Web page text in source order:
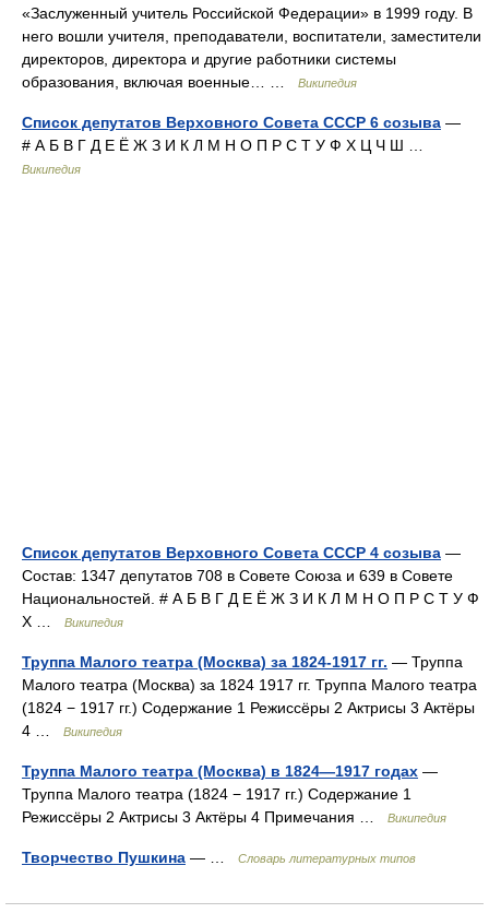
«Заслуженный учитель Российской Федерации» в 1999 году. В
него вошли учителя, преподаватели, воспитатели, заместители
директоров, директора и другие работники системы
образования, включая военные… …
Википедия
Список депутатов Верховного Совета СССР 6 созыва —
# А Б В Г Д Е Ё Ж З И К Л М Н О П Р С Т У Ф Х Ц Ч Ш …
Википедия
Список депутатов Верховного Совета СССР 4 созыва —
Состав: 1347 депутатов 708 в Совете Союза и 639 в Совете
Национальностей. # А Б В Г Д Е Ё Ж З И К Л М Н О П Р С Т У Ф
Х …
Википедия
Труппа Малого театра (Москва) за 1824-1917 гг. — Труппа
Малого театра (Москва) за 1824 1917 гг. Труппа Малого театра
(1824 − 1917 гг.) Содержание 1 Режиссёры 2 Актрисы 3 Актёры
4 …
Википедия
Труппа Малого театра (Москва) в 1824—1917 годах —
Труппа Малого театра (1824 − 1917 гг.) Содержание 1
Режиссёры 2 Актрисы 3 Актёры 4 Примечания …
Википедия
Творчество Пушкина — … Словарь литературных типов